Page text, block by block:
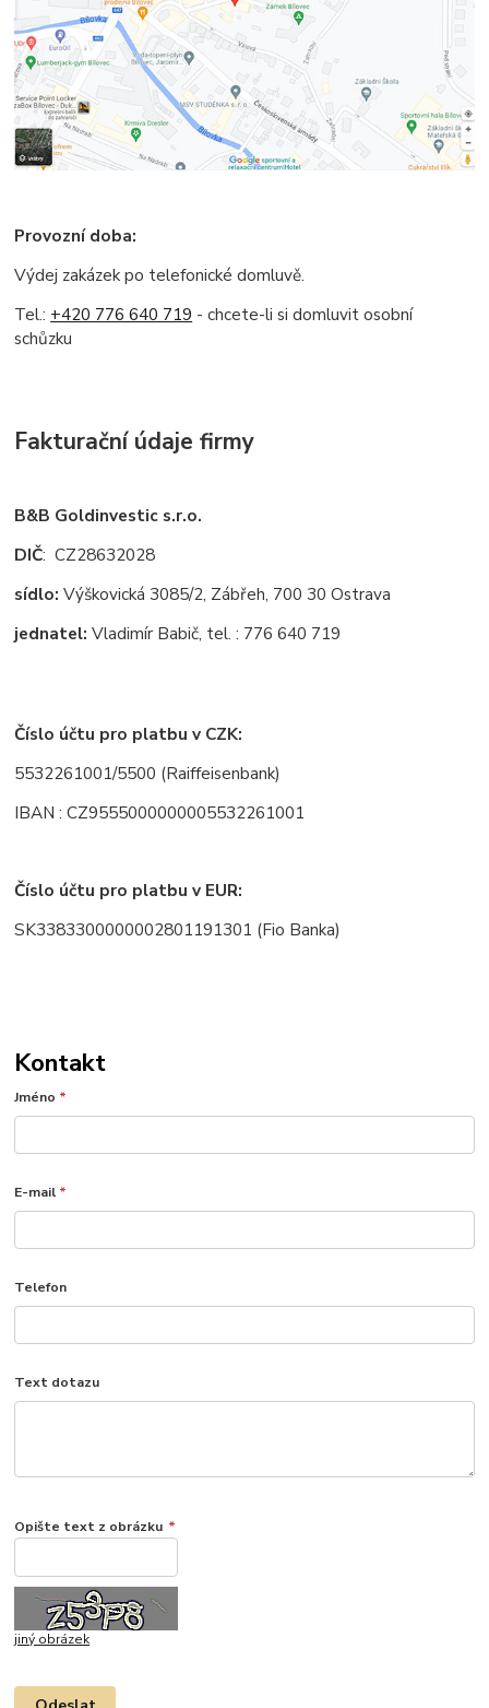
Provozní doba:
Výdej zakázek po telefonické domluvě.
Tel.: +420 776 640 719 - chcete-li si domluvit osobní
schůzku
Fakturační údaje firmy
B&B Goldinvestic s.r.o.
DIČ: CZ28632028
sídlo: Výškovická 3085/2, Zábřeh, 700 30 Ostrava
jednatel: Vladimír Babič, tel. : 776 640 719
Číslo účtu pro platbu v CZK:
5532261001/5500 (Raiffeisenbank)
IBAN : CZ9555000000005532261001
Číslo účtu pro platbu v EUR:
SK3383300000002801191301 (Fio Banka)
Kontakt
Jméno *
E-mail *
Telefon
Text dotazu
Opište text z obrázku *
jiný obrázek